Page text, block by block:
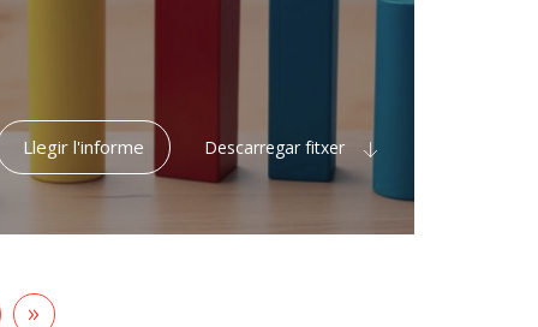
Llegir l'informe Descarregar fitxer
Última
»